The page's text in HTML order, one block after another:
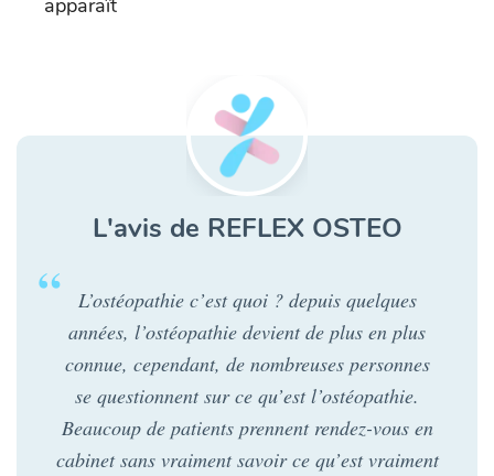
L'avis de REFLEX OSTEO
L’ostéopathie c’est quoi ? depuis quelques
années, l’ostéopathie devient de plus en plus
connue, cependant, de nombreuses personnes
se questionnent sur ce qu’est l’ostéopathie.
Beaucoup de patients prennent rendez-vous en
cabinet sans vraiment savoir ce qu’est vraiment